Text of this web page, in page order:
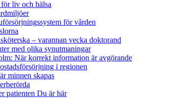
liv och hälsa
för vården
– varannan vecka doktorand
med olika synutmaningar
När korrekt information är avgörande
i regionen
minnen skapas
patienten Du är här